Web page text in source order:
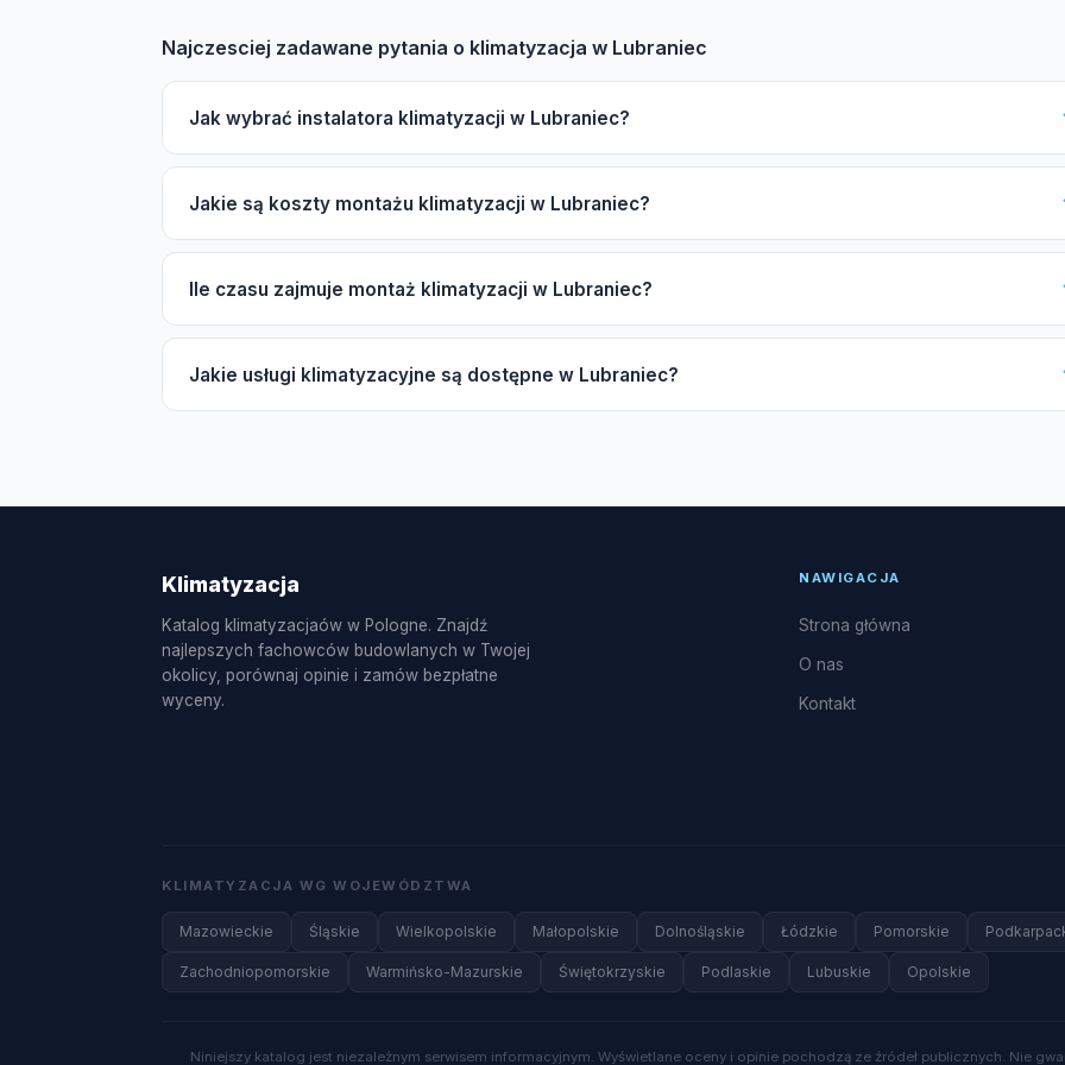
Najczesciej zadawane pytania o klimatyzacja w Lubraniec
Jak wybrać instalatora klimatyzacji w Lubraniec?
ubezpieczenie OC oraz autoryzacje producentów, takich jak Daikin, Mitsubishi czy Samsung. Gwarancja oraz
Jakie są koszty montażu klimatyzacji w Lubraniec?
oraz marki (ekonomiczna lub premium). Długość instalacji miedzianej również wpływa na cenę. Zachęcamy do
Ile czasu zajmuje montaż klimatyzacji w Lubraniec?
od 1 do 3 dni. W sezonie wiosenno-letnim czas oczekiwania może być dłuższy.
Jakie usługi klimatyzacyjne są dostępne w Lubraniec?
Klimatyzacja
Katalog klimatyzacjaów w Pologne. Znajdź
najlepszych fachowców budowlanych w Twojej
okolicy, porównaj opinie i zamów bezpłatne
wyceny.
NAWIGACJA
Strona główna
O nas
Kontakt
KLIMATYZACJA WG WOJEWÓDZTWA
Mazowieckie Śląskie Wielkopolskie Małopolskie Dolnośląskie Łódzkie Pomorskie
Zachodniopomorskie Warmińsko-Mazurskie Świętokrzyskie Podlaskie Lubuskie Opolskie
Niniejszy katalog jest niezależnym serwisem informacyjnym. Wyświetlane oceny i opinie pochodzą ze źródeł publicznych. Nie